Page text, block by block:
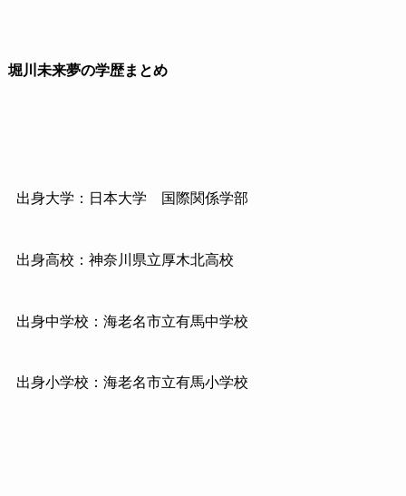
堀川未来夢の学歴まとめ
出身大学：日本大学 国際関係学部
出身高校：神奈川県立厚木北高校
出身中学校：海老名市立有馬中学校
出身小学校：海老名市立有馬小学校